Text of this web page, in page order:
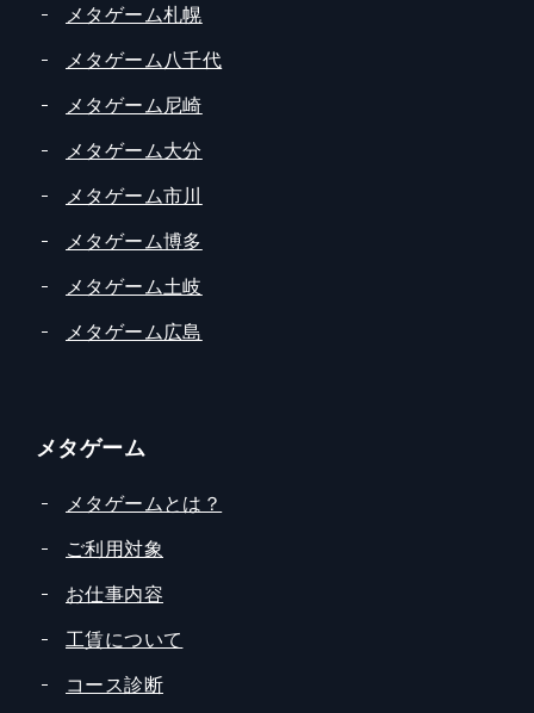
メタゲーム札幌
メタゲーム八千代
メタゲーム尼崎
メタゲーム大分
メタゲーム市川
メタゲーム博多
メタゲーム土岐
メタゲーム広島
メタゲーム
メタゲームとは？
ご利用対象
お仕事内容
工賃について
コース診断